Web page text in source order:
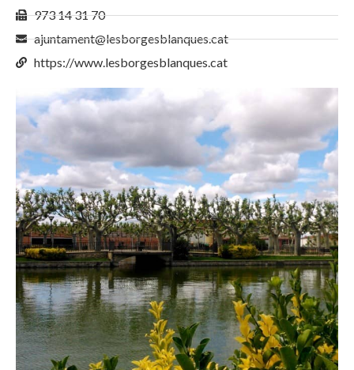
973 14 31 70
ajuntament@lesborgesblanques.cat
https://www.lesborgesblanques.cat